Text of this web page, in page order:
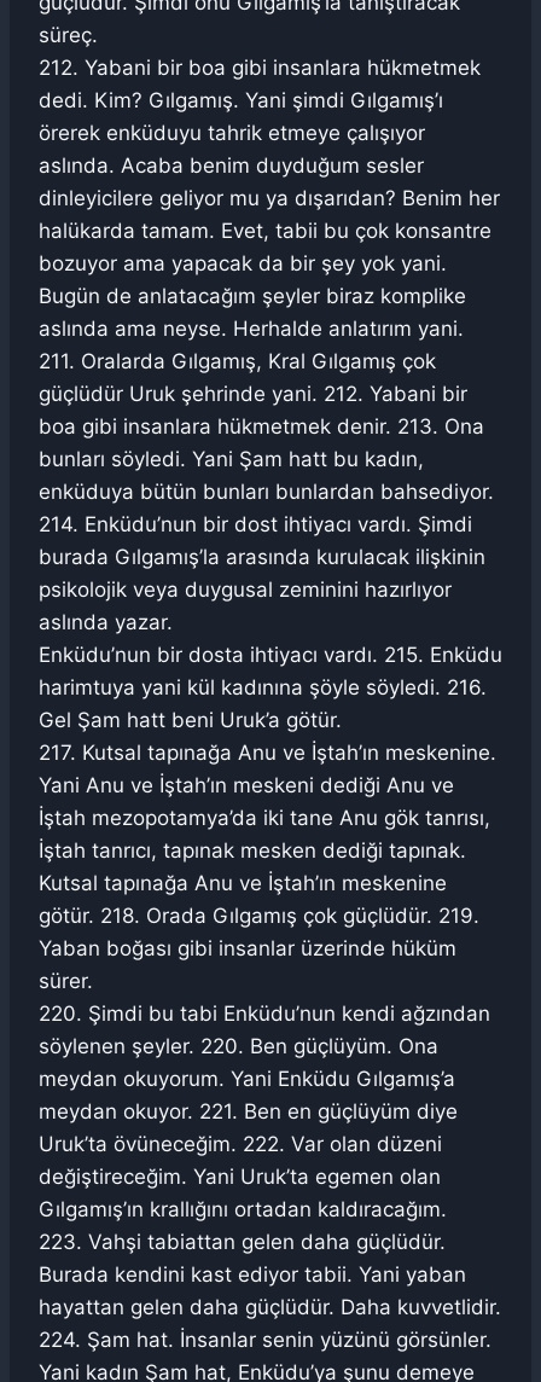
süreç.
212. Yabani bir boa gibi insanlara hükmetmek
dedi. Kim? Gılgamış. Yani şimdi Gılgamış’ı
örerek enküduyu tahrik etmeye çalışıyor
aslında. Acaba benim duyduğum sesler
dinleyicilere geliyor mu ya dışarıdan? Benim her
halükarda tamam. Evet, tabii bu çok konsantre
bozuyor ama yapacak da bir şey yok yani.
Bugün de anlatacağım şeyler biraz komplike
aslında ama neyse. Herhalde anlatırım yani.
211. Oralarda Gılgamış, Kral Gılgamış çok
güçlüdür Uruk şehrinde yani. 212. Yabani bir
boa gibi insanlara hükmetmek denir. 213. Ona
bunları söyledi. Yani Şam hatt bu kadın,
enküduya bütün bunları bunlardan bahsediyor.
214. Enküdu’nun bir dost ihtiyacı vardı. Şimdi
burada Gılgamış’la arasında kurulacak ilişkinin
psikolojik veya duygusal zeminini hazırlıyor
aslında yazar.
Enküdu’nun bir dosta ihtiyacı vardı. 215. Enküdu
harimtuya yani kül kadınına şöyle söyledi. 216.
Gel Şam hatt beni Uruk’a götür.
217. Kutsal tapınağa Anu ve İştah’ın meskenine.
Yani Anu ve İştah’ın meskeni dediği Anu ve
İştah mezopotamya’da iki tane Anu gök tanrısı,
İştah tanrıcı, tapınak mesken dediği tapınak.
Kutsal tapınağa Anu ve İştah’ın meskenine
götür. 218. Orada Gılgamış çok güçlüdür. 219.
Yaban boğası gibi insanlar üzerinde hüküm
sürer.
220. Şimdi bu tabi Enküdu’nun kendi ağzından
söylenen şeyler. 220. Ben güçlüyüm. Ona
meydan okuyorum. Yani Enküdu Gılgamış’a
meydan okuyor. 221. Ben en güçlüyüm diye
Uruk’ta övüneceğim. 222. Var olan düzeni
değiştireceğim. Yani Uruk’ta egemen olan
Gılgamış’ın krallığını ortadan kaldıracağım.
223. Vahşi tabiattan gelen daha güçlüdür.
Burada kendini kast ediyor tabii. Yani yaban
hayattan gelen daha güçlüdür. Daha kuvvetlidir.
224. Şam hat. İnsanlar senin yüzünü görsünler.
Yani kadın Şam hat, Enküdu’ya şunu demeye